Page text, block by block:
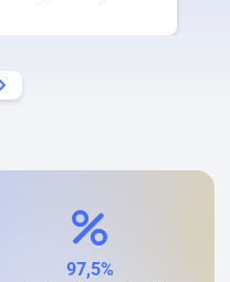
97,5%